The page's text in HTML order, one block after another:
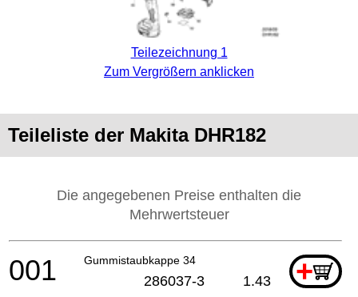
Teilezeichnung 1
Zum Vergrößern anklicken
Teileliste der Makita DHR182
Die angegebenen Preise enthalten die
Mehrwertsteuer
Gummistaubkappe 34 +
001 286037-3 1.43